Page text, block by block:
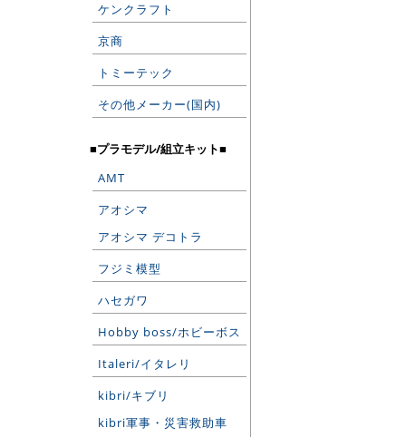
ケンクラフト
京商
トミーテック
その他メーカー(国内)
■プラモデル/組立キット■
AMT
アオシマ
アオシマ デコトラ
フジミ模型
ハセガワ
Hobby boss/ホビーボス
Italeri/イタレリ
kibri/キブリ
kibri軍事・災害救助車